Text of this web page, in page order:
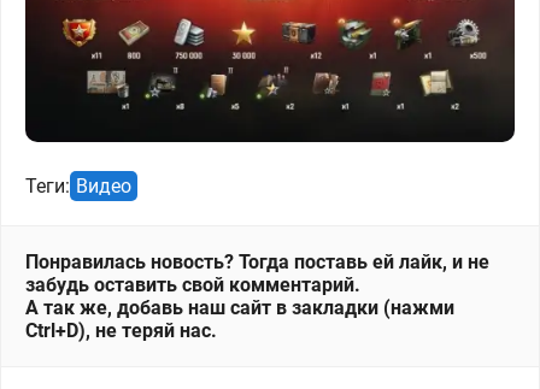
Теги: Видео
Понравилась новость? Тогда поставь ей лайк, и не
забудь оставить свой комментарий.
А так же, добавь наш сайт в закладки (нажми
Ctrl+D), не теряй нас.